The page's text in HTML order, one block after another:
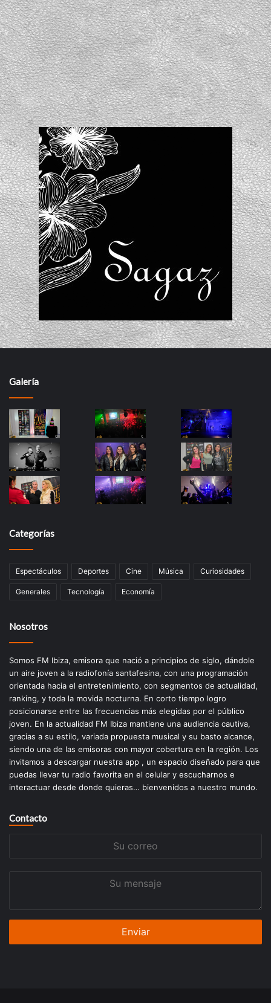
Galería
Categorías
Espectáculos Deportes Cine Música Curiosidades
Generales Tecnología Economía
Nosotros
Somos FM Ibiza, emisora que nació a principios de siglo, dándole
un aire joven a la radiofonía santafesina, con una programación
orientada hacia el entretenimiento, con segmentos de actualidad,
ranking, y toda la movida nocturna. En corto tiempo logro
posicionarse entre las frecuencias más elegidas por el público
joven. En la actualidad FM Ibiza mantiene una audiencia cautiva,
gracias a su estilo, variada propuesta musical y su basto alcance,
siendo una de las emisoras con mayor cobertura en la región. Los
invitamos a descargar nuestra app , un espacio diseñado para que
puedas llevar tu radio favorita en el celular y escucharnos e
interactuar desde donde quieras… bienvenidos a nuestro mundo.
Contacto